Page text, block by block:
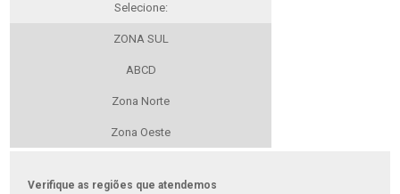
Selecione:
ZONA SUL
ABCD
Zona Norte
Zona Oeste
Verifique as regiões que atendemos